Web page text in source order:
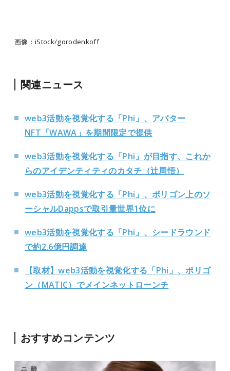
画像： iStock/gorodenkoff
関連ニュース
web3活動を視覚化する「Phi」、アバター
NFT「WAWA」を期間限定で提供
web3活動を視覚化する「Phi」が目指す、これか
らのアイデンティティのカタチ（辻周悟）
web3活動を視覚化する「Phi」、ポリゴン上のソ
ーシャルDappsで取引量世界1位に
web3活動を視覚化する「Phi」、シードラウンド
で約2.6億円調達
【取材】web3活動を視覚化する「Phi 」、ポリゴ
ン（MATIC）でメインネットローンチ
おすすめコンテンツ